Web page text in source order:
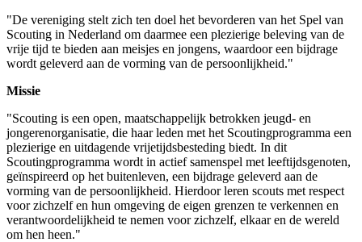
"De vereniging stelt zich ten doel het bevorderen van het Spel van
Scouting in Nederland om daarmee een plezierige beleving van de
vrije tijd te bieden aan meisjes en jongens, waardoor een bijdrage
wordt geleverd aan de vorming van de persoonlijkheid."
Missie
"Scouting is een open, maatschappelijk betrokken jeugd- en
jongerenorganisatie, die haar leden met het Scoutingprogramma een
plezierige en uitdagende vrijetijdsbesteding biedt. In dit
Scoutingprogramma wordt in actief samenspel met leeftijdsgenoten,
geïnspireerd op het buitenleven, een bijdrage geleverd aan de
vorming van de persoonlijkheid. Hierdoor leren scouts met respect
voor zichzelf en hun omgeving de eigen grenzen te verkennen en
verantwoordelijkheid te nemen voor zichzelf, elkaar en de wereld
om hen heen."